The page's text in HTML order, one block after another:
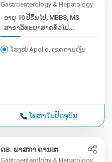
Gastroenterology & Hepatology
ອາຍຸ 10 ປີຂຶ້ນໄປ, MBBS, MS
ສາຂາວິທະຍາສາດທົ່ວໄປ...
ໂຮງໝໍ Apollo, ເຂດການເງິນ
ໂທຫາໃນປັດຈຸບັນ
ດຣ. ພາສກາ ຄານເຕ
Gastroenterology & Hepatology